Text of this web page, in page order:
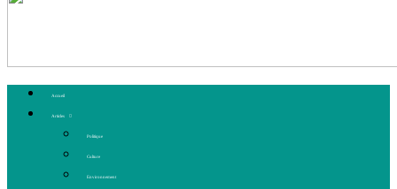
Accueil
Articles
Politique
Culture
Environnement